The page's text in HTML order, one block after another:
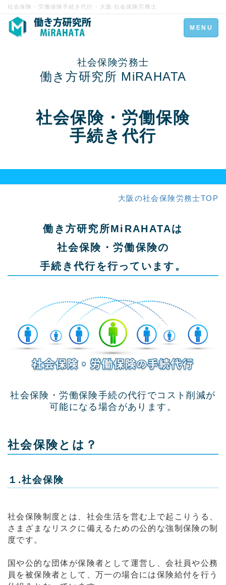
社会保険・労働保険手続き代行 - 大阪 社会保険労務士
Toggle
navigation
MENU
社会保険労務士
働き方研究所 MiRAHATA
社会保険・労働保険
手続き代行
大阪の社会保険労務士TOP
働き方研究所MiRAHATAは
社会保険・労働保険の
手続き代行を行っています。
社会保険・労働保険手続の代行でコスト削減が
可能になる場合があります。
社会保険とは？
１.社会保険
社会保険制度とは、社会生活を営む上で起こりうる、
さまざまなリスクに備えるための公的な強制保険の制
度です。
国や公的な団体が保険者として運営し、会社員や公務
員を被保険者として、万一の場合には保険給付を行う